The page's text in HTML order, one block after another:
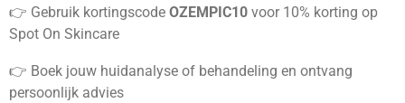
👉 Gebruik kortingscode OZEMPIC10 voor 10% korting op
Spot On Skincare
👉 Boek jouw huidanalyse of behandeling en ontvang
persoonlijk advies